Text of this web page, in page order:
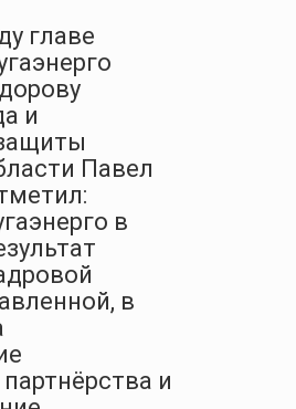
главе
и
Павел
в
в
и